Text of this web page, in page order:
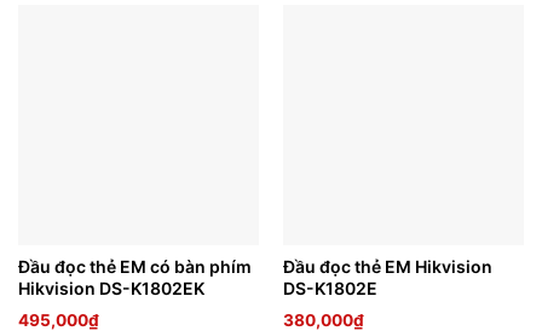
Đầu đọc thẻ EM có bàn phím
Hikvision DS-K1802EK
495,000₫
Đầu đọc thẻ EM Hikvision
DS-K1802E
380,000₫